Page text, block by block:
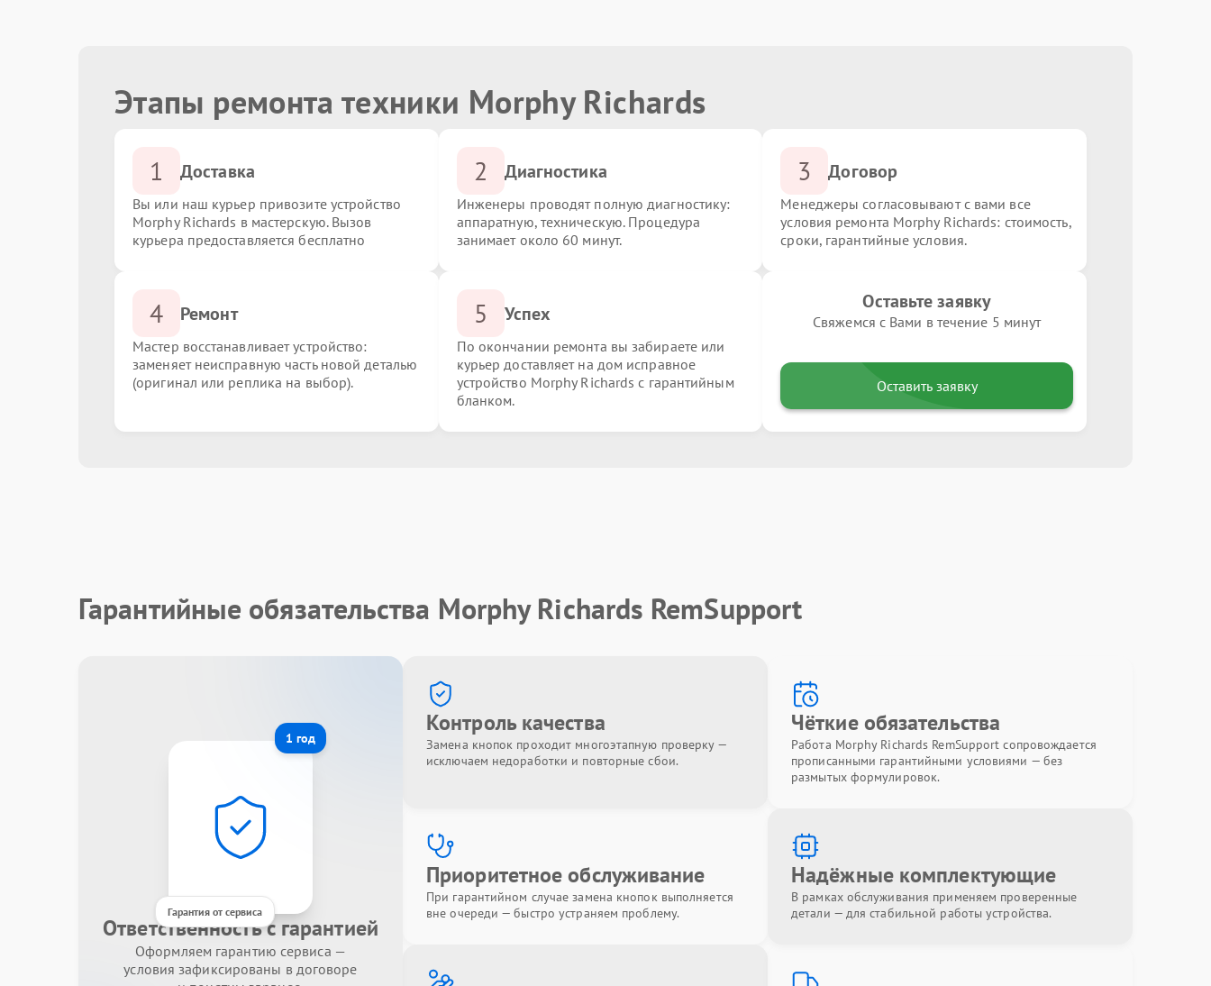
Этапы ремонта техники Morphy Richards
1 Доставка
Вы или наш курьер привозите устройство
Morphy Richards в мастерскую. Вызов
курьера предоставляется бесплатно
2 Диагностика
Инженеры проводят полную диагностику:
аппаратную, техническую. Процедура
занимает около 60 минут.
3 Договор
Менеджеры согласовывают с вами все
условия ремонта Morphy Richards: стоимость,
сроки, гарантийные условия.
4 Ремонт
Мастер восстанавливает устройство:
заменяет неисправную часть новой деталью
(оригинал или реплика на выбор).
5 Успех
По окончании ремонта вы забираете или
курьер доставляет на дом исправное
устройство Morphy Richards с гарантийным
бланком.
Оставьте заявку
Свяжемся с Вами в течение 5 минут
Оставить заявку
Гарантийные обязательства Morphy Richards RemSupport
1 год
Гарантия от сервиса
Ответственность с гарантией
Оформляем гарантию сервиса —
условия зафиксированы в договоре
Контроль качества
Замена кнопок проходит многоэтапную проверку —
исключаем недоработки и повторные сбои.
Чёткие обязательства
Работа Morphy Richards RemSupport сопровождается
прописанными гарантийными условиями — без
размытых формулировок.
Приоритетное обслуживание
При гарантийном случае замена кнопок выполняется
вне очереди — быстро устраняем проблему.
Надёжные комплектующие
В рамках обслуживания применяем проверенные
детали — для стабильной работы устройства.